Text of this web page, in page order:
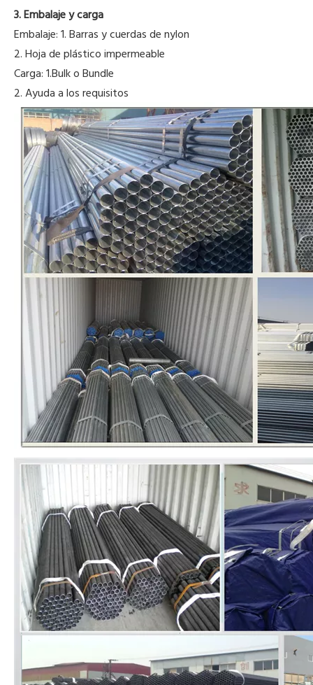
3. Embalaje y carga
Embalaje: 1. Barras y cuerdas de nylon
2. Hoja de plástico impermeable
Carga: 1.Bulk o Bundle
2. Ayuda a los requisitos